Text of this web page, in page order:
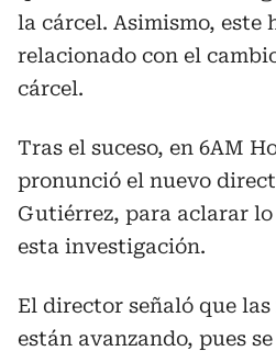
la cárcel. Asimismo, este
relacionado con el
cárcel.
Tras el suceso, en 6AM
pronunció el nuevo
Gutiérrez, para aclarar
esta investigación.
El director señaló que
están avanzando, pues